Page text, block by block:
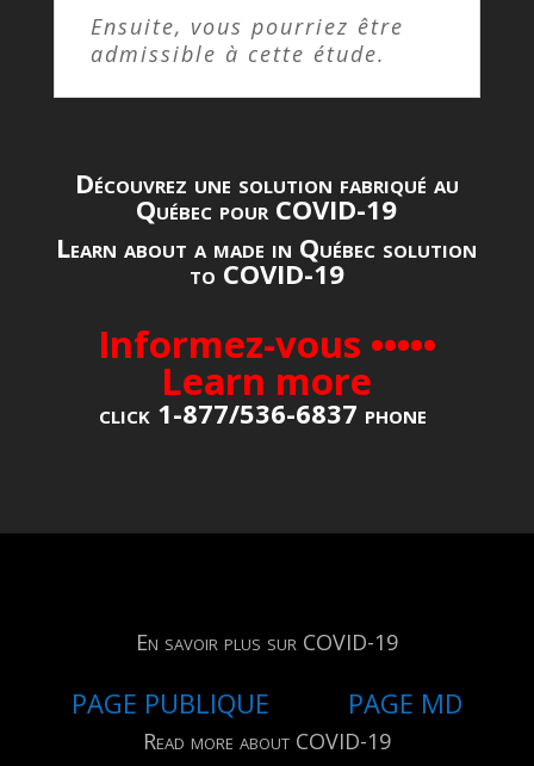
Ensuite, vous pourriez être
admissible à cette étude.
Découvrez une solution fabriqué au
Québec pour COVID-19
Learn about a made in Québec solution
to COVID-19
Informez-vous •••••
Learn more
click 1-877/536-6837 phone
En savoir plus sur COVID-19
PAGE PUBLIQUE PAGE MD
Read more about COVID-19